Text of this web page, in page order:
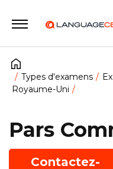
Types d'examens
Royaume-Uni
Pars
Contactez-